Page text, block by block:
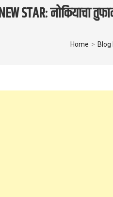
STAR: नोकियाचा
Home > Blog